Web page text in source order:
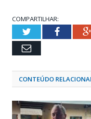
COMPARTILHAR:
Twitter
Email
CONTEÚDO